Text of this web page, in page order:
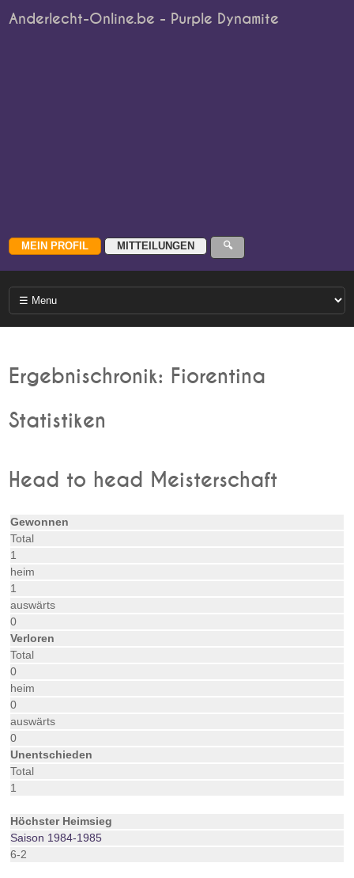
Anderlecht-Online.be - Purple Dynamite
Ergebnischronik: Fiorentina
Statistiken
Head to head Meisterschaft
Gewonnen
Total
1
heim
1
auswärts
0
Verloren
Total
0
heim
0
auswärts
0
Unentschieden
Total
1
Höchster Heimsieg
Saison 1984-1985
6-2